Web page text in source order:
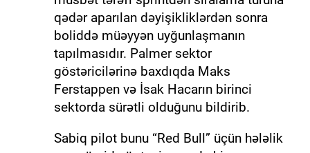
qədər aparılan dəyişikliklərdən sonra
boliddə müəyyən uyğunlaşmanın
tapılmasıdır. Palmer sektor
göstəricilərinə baxdıqda Maks
Ferstappen və İsak Hacarın birinci
sektorda sürətli olduğunu bildirib.
Sabiq pilot bunu “Red Bull” üçün hələlik